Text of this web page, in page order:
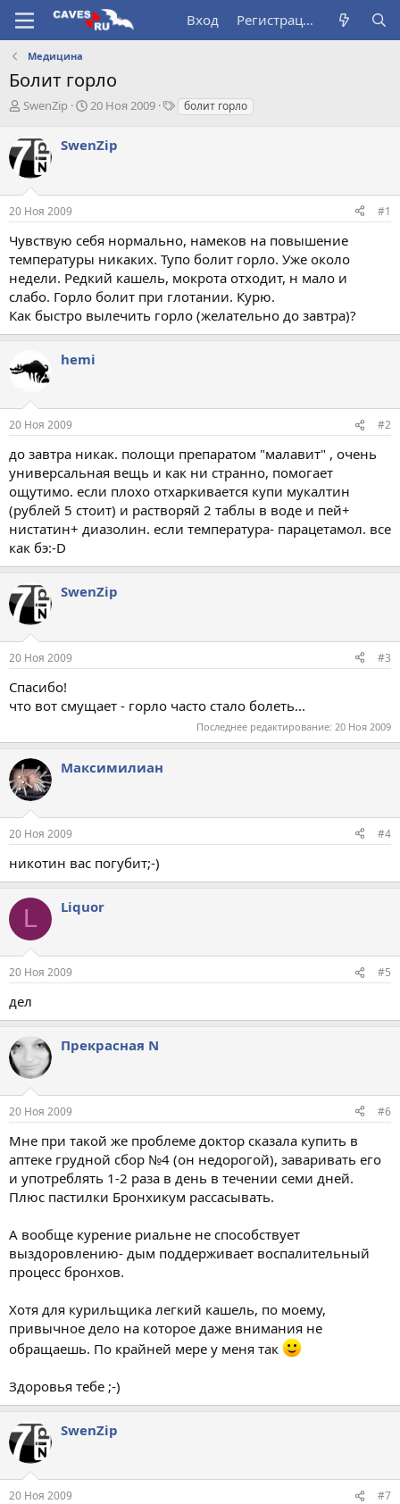
Вход Регистрация
Медицина
Болит горло
А
т
о
е
м
SwenZip
Д
а
ч
л
а
20 Ноя 2009
Тболит горло
SwenZip
20 Ноя 2009 #1
Чувствую себя нормально, намеков на повышение
температуры никаких. Тупо болит горло. Уже около
недели. Редкий кашель, мокрота отходит, н мало и
слабо. Горло болит при глотании. Курю.
Как быстро вылечить горло (желательно до завтра)?
hemi
20 Ноя 2009 #2
до завтра никак. полощи препаратом "малавит" , очень
универсальная вещь и как ни странно, помогает
ощутимо. если плохо отхаркивается купи мукалтин
(рублей 5 стоит) и растворяй 2 таблы в воде и пей+
нистатин+ диазолин. если температура- парацетамол. все
как бэ:-D
SwenZip
20 Ноя 2009 #3
Спасибо!
что вот смущает - горло часто стало болеть...
Последнее редактирование: 20 Ноя 2009
Максимилиан
20 Ноя 2009 #4
никотин вас погубит;-)
L Liquor
20 Ноя 2009 #5
дел
Прекрасная N
20 Ноя 2009 #6
Мне при такой же проблеме доктор сказала купить в
аптеке грудной сбор №4 (он недорогой), заваривать его
и употреблять 1-2 раза в день в течении семи дней.
Плюс пастилки Бронхикум рассасывать.
А вообще курение риальне не способствует
выздоровлению- дым поддерживает воспалительный
процесс бронхов.
Хотя для курильщика легкий кашель, по моему,
привычное дело на которое даже внимания не
обращаешь. По крайней мере у меня так
Здоровья тебе ;-)
SwenZip
20 Ноя 2009 #7